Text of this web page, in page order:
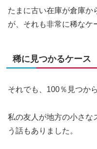
たまに古い在庫が倉庫か
が、それも非常に稀なケ
稀に見つかるケース
それでも、100％見つか
私の友人が地方の小さな
う話もありました。